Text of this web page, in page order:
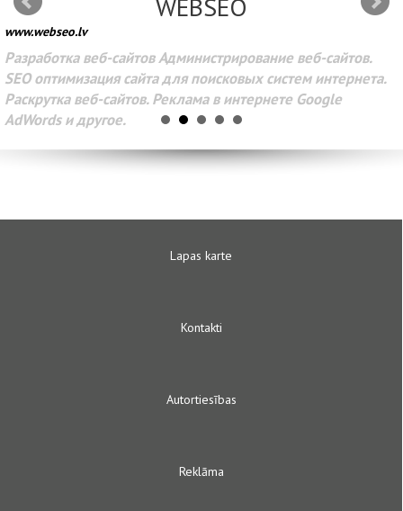
www.webseo.lv
Разработка веб-сайтов Администрирование веб-сайтов.
SEO оптимизация сайта для поисковых систем интернета.
Раскрутка веб-сайтов. Реклама в интернете Google
AdWords и другое.
Lapas karte
Kontakti
Autortiesības
Reklāma